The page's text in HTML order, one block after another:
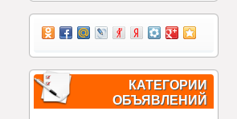
КАТЕГОРИИ
ОБЪЯВЛЕНИЙ